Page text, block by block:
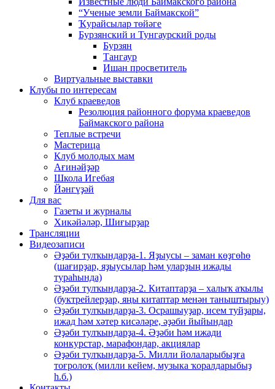
“Ученые земли Баймакской”
Ҡурайсылар төйәге
Бурзянский и Тунгаурский роды
Бурзян
Тангаур
Ишан просветитель
Виртуальные выставки
Клубы по интересам
Клуб краеведов
Резолюция районного форума краеведов
Баймакского района
Теплые встречи
Мастерица
Клуб молодых мам
Ағинәйҙәр
Школа Игебая
Йәнгүҙәй
Для вас
Газеты и журналы
Хикәйәләр, Шиғырҙар
Трансляции
Видеозаписи
Әҙәби тулҡындарҙа-1. Яҙыусы – заман көҙгөһө
(шағирҙар, яҙыусылар һәм уларҙың ижады
тураһында)
Әҙәби тулҡындарҙа-2. Китаптарҙа – халыҡ аҡылы
(буктрейлерҙар, яңы китаптар менән таныштырыу)
Әҙәби тулҡындарҙа-3. Осрашыуҙар, исем туйҙары,
ижад һәм хәтер кисәләре, әҙәби йыйындар
Әҙәби тулҡындарҙа-4. Әҙәби һәм ижади
конкурстар, марафондар, акциялар
Әҙәби тулҡындарҙа-5. Милли йолаларыбыҙға
тоғролоҡ (милли кейем, музыка ҡоралдарыбыҙ
һ.б.)